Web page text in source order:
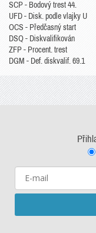
SCP - Bodový trest 44.
UFD - Disk. podle vlajky U
OCS - Předčasný start
DSQ - Diskvalifikován
ZFP - Procent. trest
DGM - Def. diskvalif. 69.1